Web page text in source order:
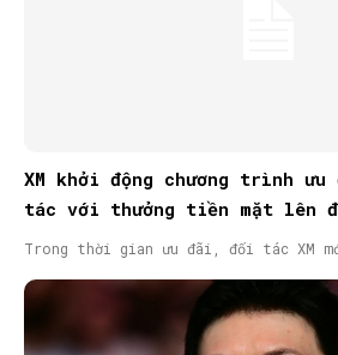
XM khởi động chương trình
tác với thưởng tiền mặt lên
Trong thời gian ưu đãi, đối tác XM